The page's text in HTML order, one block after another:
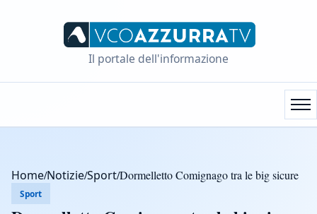
Il portale dell'informazione
Home/Notizie/Sport/Dormelletto Comignago tra le big sicure
Sport